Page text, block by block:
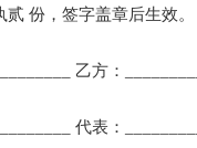
份，签字盖章后生效。
乙方：_________
代表：_________